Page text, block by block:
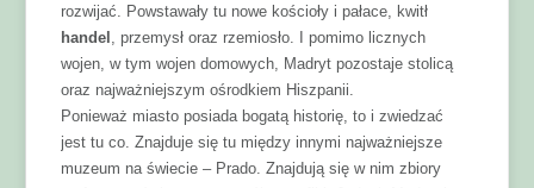
rozwijać. Powstawały tu nowe kościoły i pałace, kwitł
handel
, przemysł oraz rzemiosło. I pomimo licznych
wojen, w tym wojen domowych, Madryt pozostaje stolicą
oraz najważniejszym ośrodkiem Hiszpanii.
Ponieważ miasto posiada bogatą historię, to i zwiedzać
jest tu co. Znajduje się tu między innymi najważniejsze
muzeum na świecie – Prado. Znajdują się w nim zbiory